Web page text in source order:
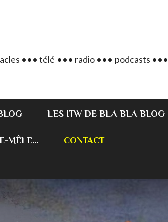
••• télé ••• radio ••• podcasts •••
LES ITW DE BLA BLA BLOG
MÊLE... CONTACT